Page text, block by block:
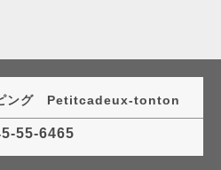
ング Petitcadeux-tonton
55-6465